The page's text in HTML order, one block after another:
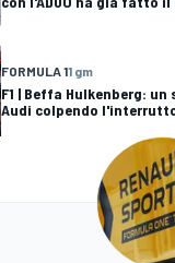
FORMULA 11 gm
F1 | Beffa Hulkenberg:
Audi colpendo